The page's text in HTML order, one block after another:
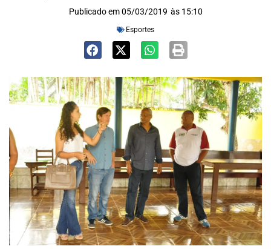
Publicado em 05/03/2019 às 15:10
Esportes